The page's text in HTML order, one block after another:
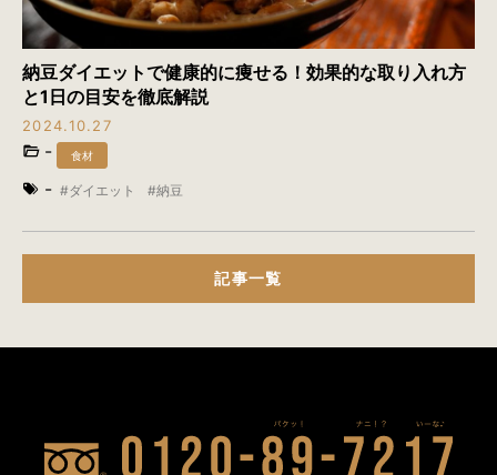
納豆ダイエットで健康的に痩せる！効果的な取り入れ方
と1日の目安を徹底解説
2024.10.27
- 食材
- ダイエット 納豆
記事一覧